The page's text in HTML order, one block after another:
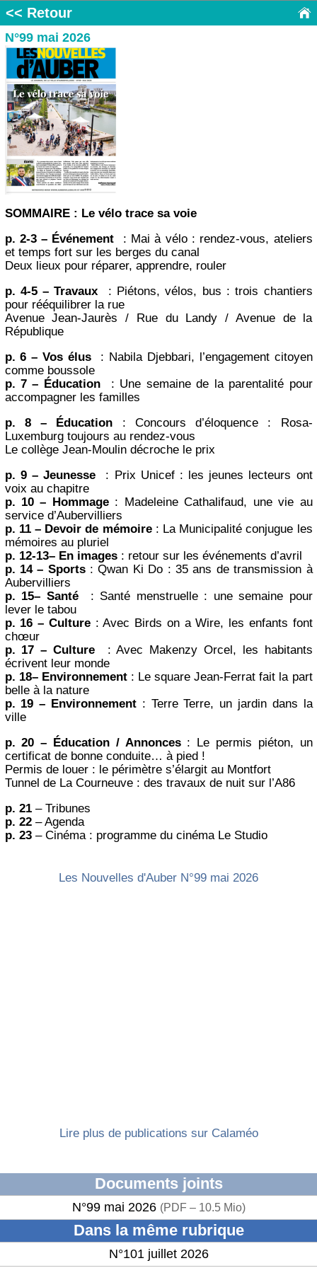
<< Retour
N°99 mai 2026
SOMMAIRE : Le vélo trace sa voie
p. 2-3 – Événement
: Mai à vélo : rendez-vous, ateliers
et temps fort sur les berges du canal
Deux lieux pour réparer, apprendre, rouler
p. 4-5 – Travaux
: Piétons, vélos, bus : trois chantiers
pour rééquilibrer la rue
Avenue Jean-Jaurès / Rue du Landy / Avenue de la
République
p. 6 – Vos élus
: Nabila Djebbari, l’engagement citoyen
comme boussole
p. 7 – Éducation
: Une semaine de la parentalité pour
accompagner les familles
p. 8 – Éducation : Concours d’éloquence : Rosa-
Luxemburg toujours au rendez-vous
Le collège Jean-Moulin décroche le prix
p. 9 – Jeunesse
: Prix Unicef : les jeunes lecteurs ont
voix au chapitre
p. 10 – Hommage: Madeleine Cathalifaud, une vie au
service d’Aubervilliers
p. 11 – Devoir de mémoire: La Municipalité conjugue les
mémoires au pluriel
p. 12-13– En images: retour sur les événements d’avril
p. 14 – Sports: Qwan Ki Do : 35 ans de transmission à
Aubervilliers
p. 15– Santé
: Santé menstruelle : une semaine pour
lever le tabou
p. 16 – Culture: Avec Birds on a Wire, les enfants font
chœur
p. 17 – Culture
: Avec Makenzy Orcel, les habitants
écrivent leur monde
p. 18– Environnement: Le square Jean-Ferrat fait la part
belle à la nature
p. 19 – Environnement: Terre Terre, un jardin dans la
ville
p. 20 – Éducation / Annonces: Le permis piéton, un
certificat de bonne conduite… à pied !
Permis de louer : le périmètre s’élargit au Montfort
Tunnel de La Courneuve : des travaux de nuit sur l’A86
p. 21– Tribunes
p. 22– Agenda
p. 23– Cinéma : programme du cinéma Le Studio
Les Nouvelles d'Auber N°99 mai 2026
Lire plus de publications sur Calaméo
Documents joints
N°99 mai 2026 (PDF – 10.5 Mio)
Dans la même rubrique
N°101 juillet 2026